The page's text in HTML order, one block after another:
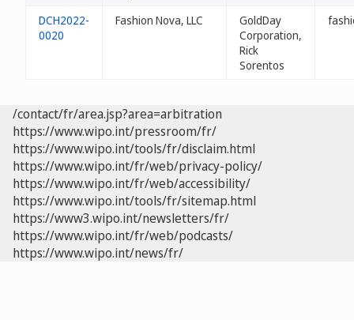
DCH2022-
0020
Fashion Nova, LLC
GoldDay
Corporation,
Rick
Sorentos
/contact/fr/area.jsp?area=arbitration
https://www.wipo.int/pressroom/fr/
https://www.wipo.int/tools/fr/disclaim.html
https://www.wipo.int/fr/web/privacy-policy/
https://www.wipo.int/fr/web/accessibility/
https://www.wipo.int/tools/fr/sitemap.html
https://www3.wipo.int/newsletters/fr/
https://www.wipo.int/fr/web/podcasts/
https://www.wipo.int/news/fr/